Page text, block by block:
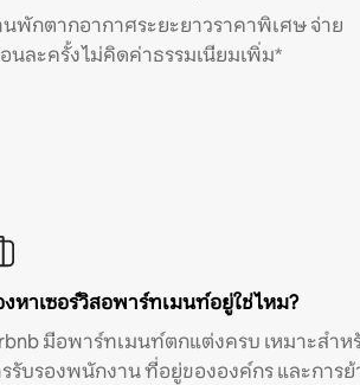
พักตากอากาศระยะยาวราคาพิเศษ จ่าย
นละครั้ง ไม่คิดค่าธรรมเนียมเพิ่ม*
หาเซอร์วิสอพาร์ทเมนท์อยู่ใช่ไหม?
มีอพาร์ทเมนท์ตกแต่งครบ เหมาะสำห
รับรองพนักงาน ที่อยู่ขององค์กร และการย้